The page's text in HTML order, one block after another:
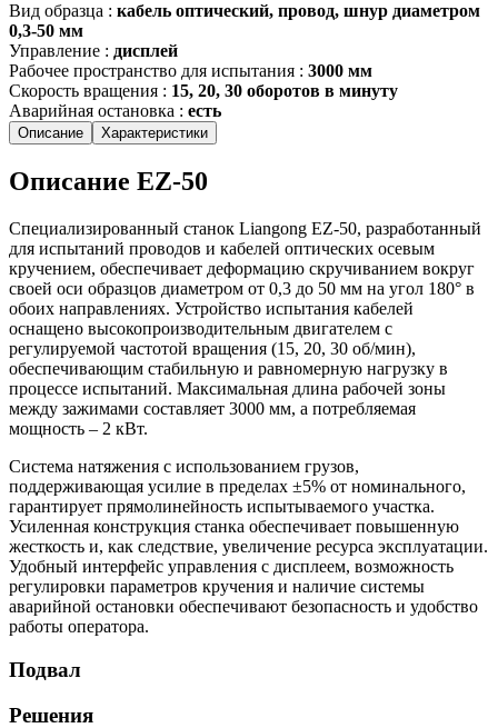
Вид образца : кабель оптический, провод, шнур диаметром
0,3-50 мм
Управление : дисплей
Рабочее пространство для испытания : 3000 мм
Скорость вращения : 15, 20, 30 оборотов в минуту
Аварийная остановка : есть
Описание Характеристики
Описание EZ-50
Специализированный станок Liangong EZ-50, разработанный
для испытаний проводов и кабелей оптических осевым
кручением, обеспечивает деформацию скручиванием вокруг
своей оси образцов диаметром от 0,3 до 50 мм на угол 180° в
обоих направлениях. Устройство испытания кабелей
оснащено высокопроизводительным двигателем с
регулируемой частотой вращения (15, 20, 30 об/мин),
обеспечивающим стабильную и равномерную нагрузку в
процессе испытаний. Максимальная длина рабочей зоны
между зажимами составляет 3000 мм, а потребляемая
мощность – 2 кВт.
Система натяжения с использованием грузов,
поддерживающая усилие в пределах ±5% от номинального,
гарантирует прямолинейность испытываемого участка.
Усиленная конструкция станка обеспечивает повышенную
жесткость и, как следствие, увеличение ресурса эксплуатации.
Удобный интерфейс управления с дисплеем, возможность
регулировки параметров кручения и наличие системы
аварийной остановки обеспечивают безопасность и удобство
работы оператора.
Подвал
Решения